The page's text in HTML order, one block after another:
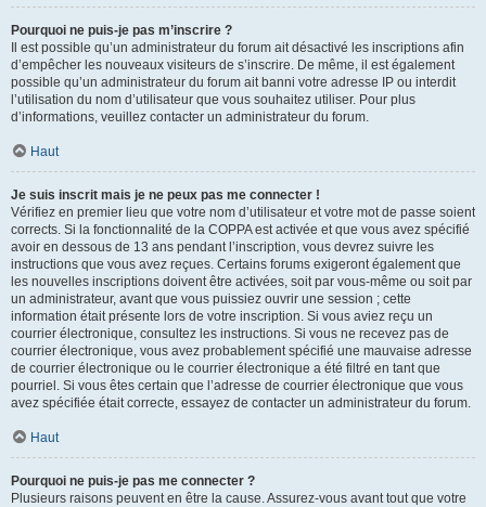
Pourquoi ne puis-je pas m’inscrire ?
Il est possible qu’un administrateur du forum ait désactivé les inscriptions afin
d’empêcher les nouveaux visiteurs de s’inscrire. De même, il est également
possible qu’un administrateur du forum ait banni votre adresse IP ou interdit
l’utilisation du nom d’utilisateur que vous souhaitez utiliser. Pour plus
d’informations, veuillez contacter un administrateur du forum.
Haut
Je suis inscrit mais je ne peux pas me connecter !
Vérifiez en premier lieu que votre nom d’utilisateur et votre mot de passe soient
corrects. Si la fonctionnalité de la COPPA est activée et que vous avez spécifié
avoir en dessous de 13 ans pendant l’inscription, vous devrez suivre les
instructions que vous avez reçues. Certains forums exigeront également que
les nouvelles inscriptions doivent être activées, soit par vous-même ou soit par
un administrateur, avant que vous puissiez ouvrir une session ; cette
information était présente lors de votre inscription. Si vous aviez reçu un
courrier électronique, consultez les instructions. Si vous ne recevez pas de
courrier électronique, vous avez probablement spécifié une mauvaise adresse
de courrier électronique ou le courrier électronique a été filtré en tant que
pourriel. Si vous êtes certain que l’adresse de courrier électronique que vous
avez spécifiée était correcte, essayez de contacter un administrateur du forum.
Haut
Pourquoi ne puis-je pas me connecter ?
Plusieurs raisons peuvent en être la cause. Assurez-vous avant tout que votre